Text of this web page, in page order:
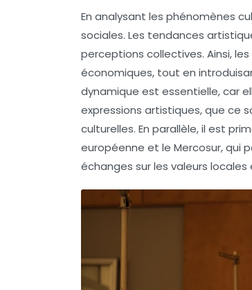
En analysant les phénomènes
sociales. Les tendances
perceptions collectives. Ainsi, les
économiques, tout en
dynamique est essentielle, car
expressions artistiques, que ce
culturelles. En parallèle, il est
européenne et le Mercosur, qui
échanges sur les valeurs locales